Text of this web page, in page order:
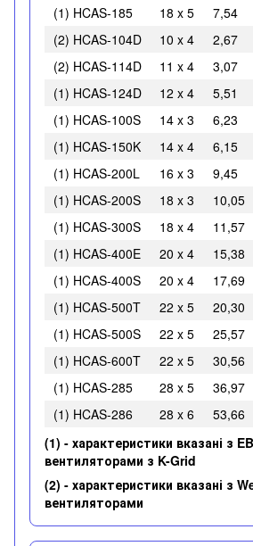
(1) HCAS-185
18 x 5 7,54
(2) HCAS-104D
10 x 4 2,67
(2) HCAS-114D
11 x 4 3,07
(1) HCAS-124D
12 x 4 5,51
(1) HCAS-100S
14 x 3 6,23
(1) HCAS-150K
14 x 4 6,15
(1) HCAS-200L
16 x 3 9,45
(1) HCAS-200S
18 x 3 10,05
(1) HCAS-300S
18 x 4 11,57
(1) HCAS-400E
20 x 4 15,38
(1) HCAS-400S
20 x 4 17,69
(1) HCAS-500T
22 x 5 20,30
(1) HCAS-500S
22 x 5 25,57
(1) HCAS-600T
22 x 5 30,56
(1) HCAS-285
28 x 5 36,97
(1) HCAS-286
28 x 6 53,66
(1) - характеристики вказані з
вентиляторами з K-Grid
(2) - характеристики вказані з
вентиляторами